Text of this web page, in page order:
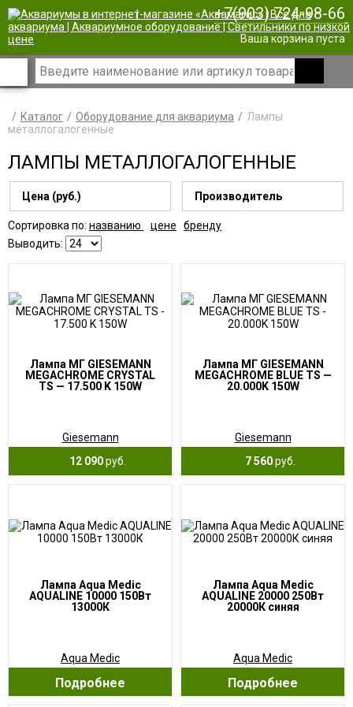
| +7(903) 724-98-66
Ваша корзина пуста
Каталог Оборудование для аквариума
Лампы
металлогалогенные
ЛАМПЫ МЕТАЛЛОГАЛОГЕННЫЕ
Цена (руб.) Производитель
Сортировка по: названию цене
бренду
Выводить:
Лампа МГ GIESEMANN
MEGACHROME CRYSTAL
TS — 17.500 K 150W
Giesemann
12 090руб.
Лампа МГ GIESEMANN
MEGACHROME BLUE TS —
20.000K 150W
Giesemann
7 560руб.
Лампа Aqua Medic
AQUALINE 10000 150Вт
13000К
Aqua Medic
Подробнее
Лампа Aqua Medic
AQUALINE 20000 250Вт
20000К синяя
Aqua Medic
Подробнее